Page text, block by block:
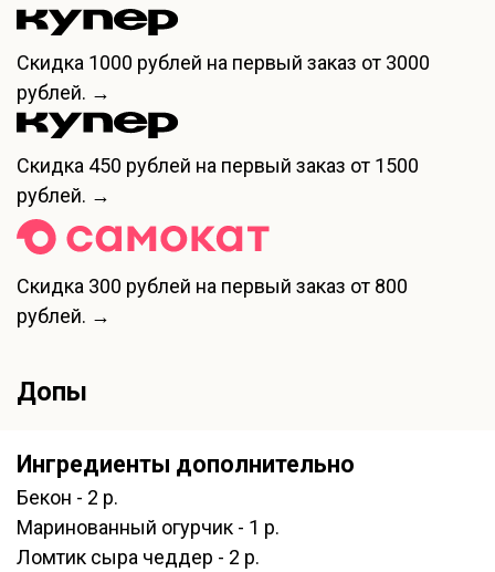
Скидка 1000 рублей на первый заказ от 3000
рублей. →
Скидка 450 рублей на первый заказ от 1500
рублей. →
Скидка 300 рублей на первый заказ от 800
рублей. →
Допы
Ингредиенты дополнительно
Бекон - 2 р.
Маринованный огурчик - 1 р.
Ломтик сыра чеддер - 2 р.